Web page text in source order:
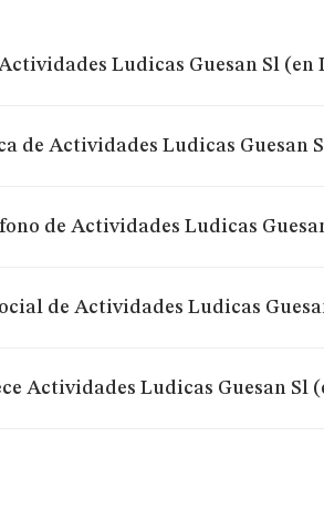
Actividades Ludicas Guesan Sl
de Actividades Ludicas Guesan
de Actividades Ludicas
de Actividades Ludicas
Actividades Ludicas Guesan Sl